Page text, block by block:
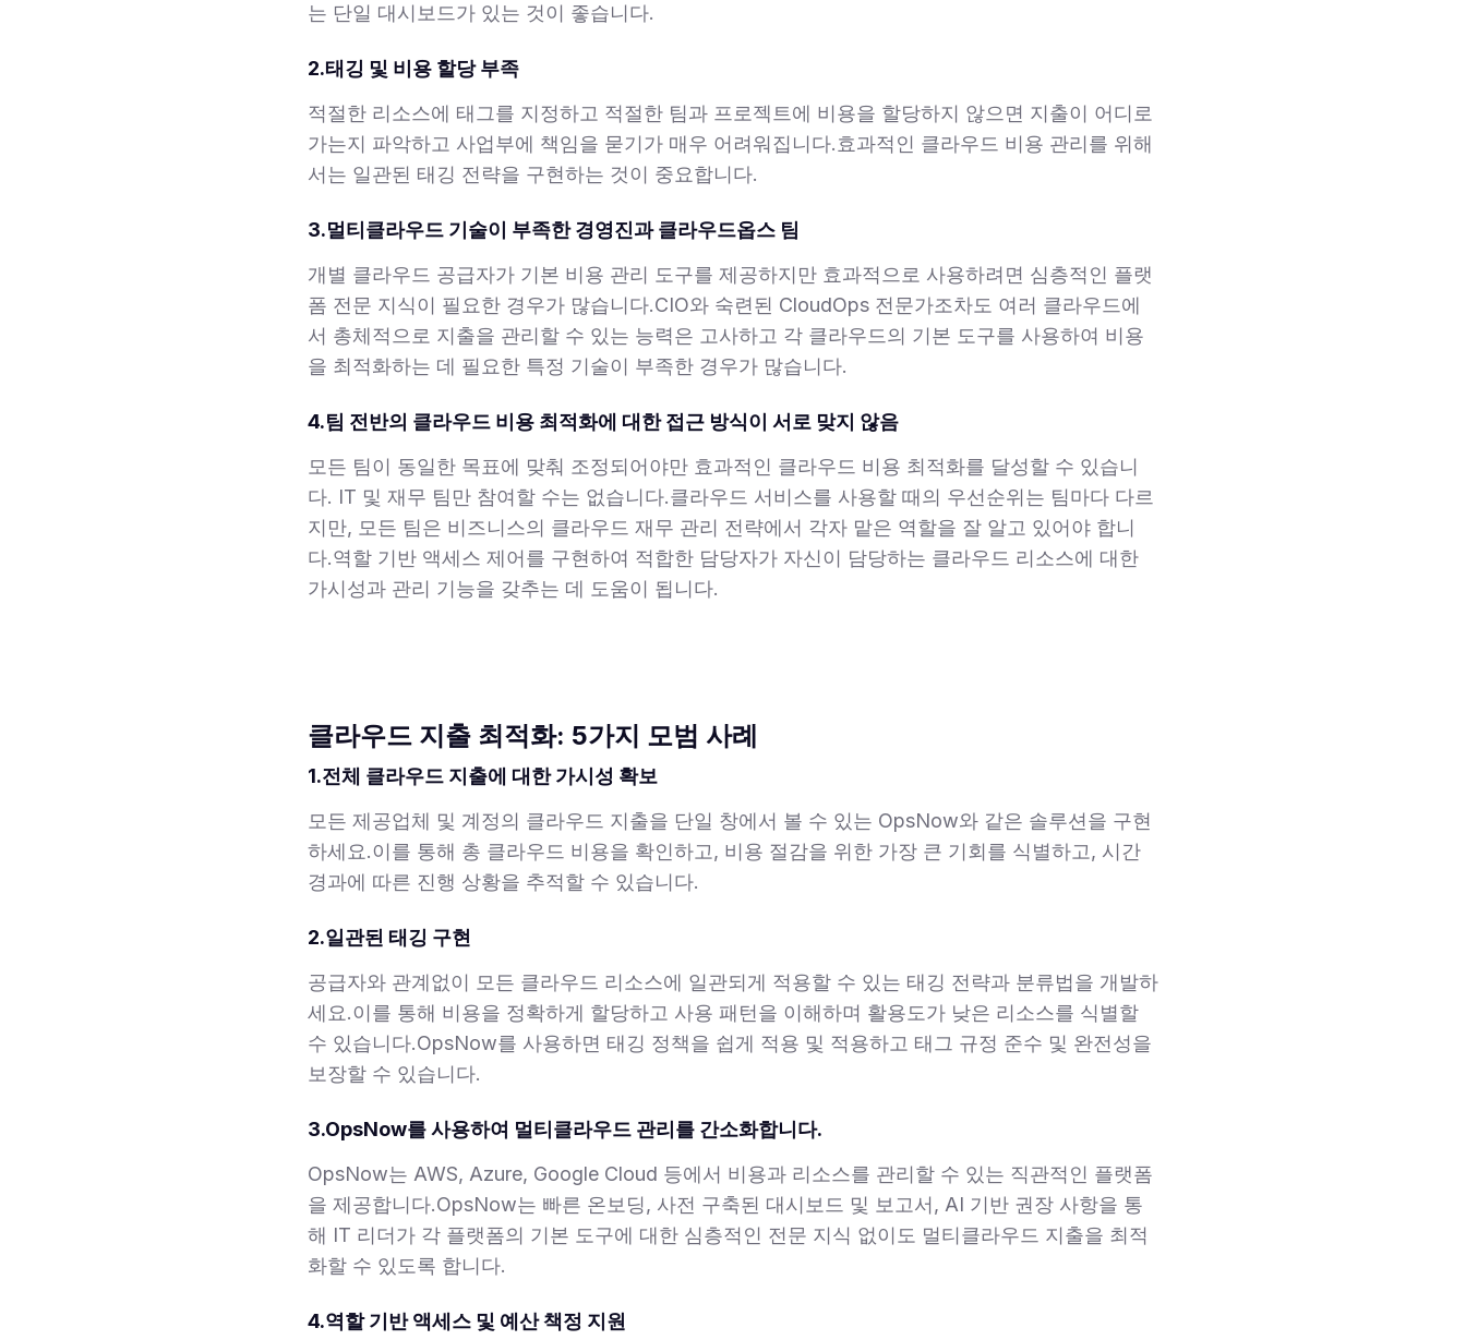
는 단일 대시보드가 있는 것이 좋습니다.
2.태깅 및 비용 할당 부족
적절한 리소스에 태그를 지정하고 적절한 팀과 프로젝트에 비용을 할당하지 않으면 지출이 어디로
가는지 파악하고 사업부에 책임을 묻기가 매우 어려워집니다.효과적인 클라우드 비용 관리를 위해
서는 일관된 태깅 전략을 구현하는 것이 중요합니다.
3.멀티클라우드 기술이 부족한 경영진과 클라우드옵스 팀
개별 클라우드 공급자가 기본 비용 관리 도구를 제공하지만 효과적으로 사용하려면 심층적인 플랫
폼 전문 지식이 필요한 경우가 많습니다.CIO와 숙련된 CloudOps 전문가조차도 여러 클라우드에
서 총체적으로 지출을 관리할 수 있는 능력은 고사하고 각 클라우드의 기본 도구를 사용하여 비용
을 최적화하는 데 필요한 특정 기술이 부족한 경우가 많습니다.
4.팀 전반의 클라우드 비용 최적화에 대한 접근 방식이 서로 맞지 않음
모든 팀이 동일한 목표에 맞춰 조정되어야만 효과적인 클라우드 비용 최적화를 달성할 수 있습니
다. IT 및 재무 팀만 참여할 수는 없습니다.클라우드 서비스를 사용할 때의 우선순위는 팀마다 다르
지만, 모든 팀은 비즈니스의 클라우드 재무 관리 전략에서 각자 맡은 역할을 잘 알고 있어야 합니
다.역할 기반 액세스 제어를 구현하여 적합한 담당자가 자신이 담당하는 클라우드 리소스에 대한
가시성과 관리 기능을 갖추는 데 도움이 됩니다.
클라우드 지출 최적화: 5가지 모범 사례
1.전체 클라우드 지출에 대한 가시성 확보
모든 제공업체 및 계정의 클라우드 지출을 단일 창에서 볼 수 있는 OpsNow와 같은 솔루션을 구현
하세요.이를 통해 총 클라우드 비용을 확인하고, 비용 절감을 위한 가장 큰 기회를 식별하고, 시간
경과에 따른 진행 상황을 추적할 수 있습니다.
2.일관된 태깅 구현
공급자와 관계없이 모든 클라우드 리소스에 일관되게 적용할 수 있는 태깅 전략과 분류법을 개발하
세요.이를 통해 비용을 정확하게 할당하고 사용 패턴을 이해하며 활용도가 낮은 리소스를 식별할
수 있습니다.OpsNow를 사용하면 태깅 정책을 쉽게 적용 및 적용하고 태그 규정 준수 및 완전성을
보장할 수 있습니다.
3.OpsNow를 사용하여 멀티클라우드 관리를 간소화합니다.
OpsNow는 AWS, Azure, Google Cloud 등에서 비용과 리소스를 관리할 수 있는 직관적인 플랫폼
을 제공합니다.OpsNow는 빠른 온보딩, 사전 구축된 대시보드 및 보고서, AI 기반 권장 사항을 통
해 IT 리더가 각 플랫폼의 기본 도구에 대한 심층적인 전문 지식 없이도 멀티클라우드 지출을 최적
화할 수 있도록 합니다.
4.역할 기반 액세스 및 예산 책정 지원